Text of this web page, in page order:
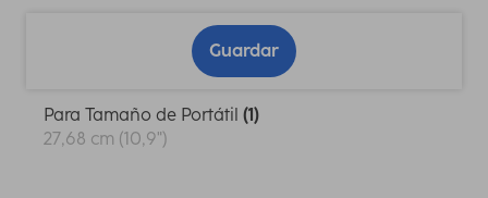
Guardar
Para Tamaño de Portátil (1)
27,68 cm (10,9")